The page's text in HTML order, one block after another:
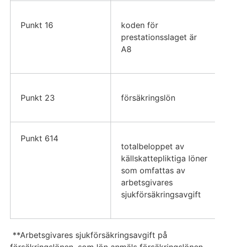
Punkt 16
koden för
prestationsslaget är
A8
Punkt 23 försäkringslön
Punkt 614
totalbeloppet av
källskattepliktiga löner
som omfattas av
arbetsgivares
sjukförsäkringsavgift
**Arbetsgivares sjukförsäkringsavgift på